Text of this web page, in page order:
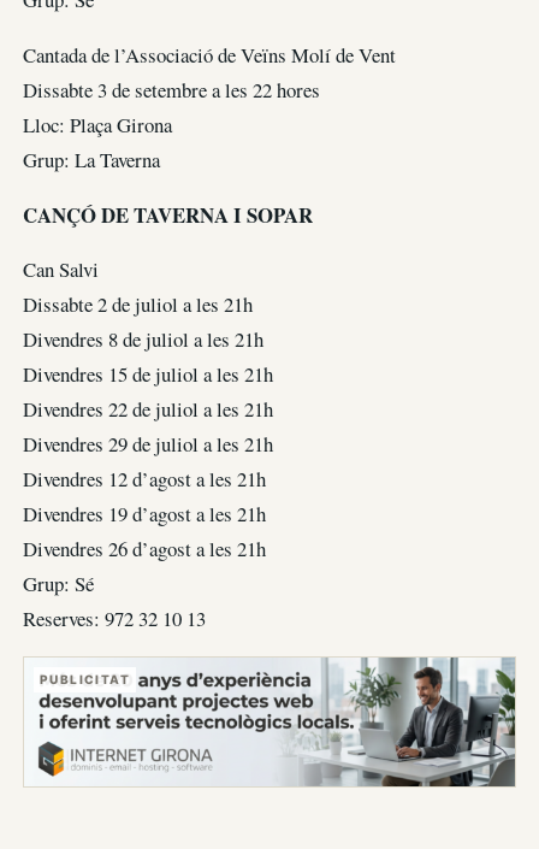
Cantada de l’Associació de Veïns Molí de Vent
Dissabte 3 de setembre a les 22 hores
Lloc: Plaça Girona
Grup: La Taverna
CANÇÓ DE TAVERNA I SOPAR
Can Salvi
Dissabte 2 de juliol a les 21h
Divendres 8 de juliol a les 21h
Divendres 15 de juliol a les 21h
Divendres 22 de juliol a les 21h
Divendres 29 de juliol a les 21h
Divendres 12 d’agost a les 21h
Divendres 19 d’agost a les 21h
Divendres 26 d’agost a les 21h
Grup: Sé
Reserves: 972 32 10 13
PUBLICITAT